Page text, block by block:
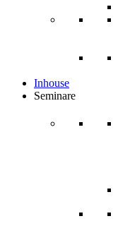
Inhouse
Seminare